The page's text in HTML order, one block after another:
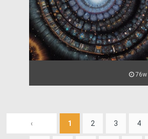
76w
‹ 1 2 3 4